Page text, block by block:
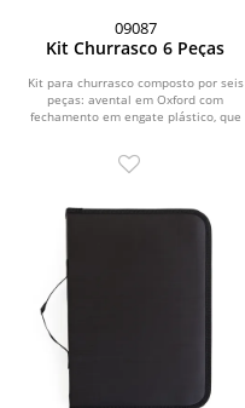
09087
Kit Churrasco 6 Peças
Kit para churrasco composto por seis
peças: avental em Oxford com
fechamento em engate plástico, que